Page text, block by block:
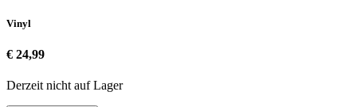
Vinyl
€ 24,99
Derzeit nicht auf Lager